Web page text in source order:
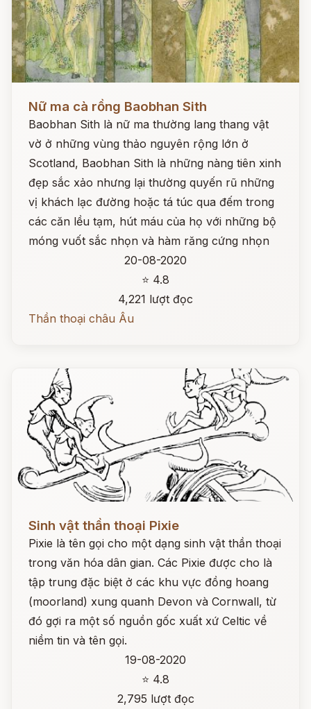
Nữ ma cà rồng Baobhan Sith
Baobhan Sith là nữ ma thường lang thang vật
vờ ở những vùng thảo nguyên rộng lớn ở
Scotland, Baobhan Sith là những nàng tiên xinh
đẹp sắc xảo nhưng lại thường quyến rũ những
vị khách lạc đường hoặc tá túc qua đếm trong
các căn lều tạm, hút máu của họ với những bộ
móng vuốt sắc nhọn và hàm răng cứng nhọn
20-08-2020
⭐ 4.8
4,221 lượt đọc
Thần thoại châu Âu
Sinh vật thần thoại Pixie
Pixie là tên gọi cho một dạng sinh vật thần thoại
trong văn hóa dân gian. Các Pixie được cho là
tập trung đặc biệt ở các khu vực đồng hoang
(moorland) xung quanh Devon và Cornwall, từ
đó gợi ra một số nguồn gốc xuất xứ Celtic về
niềm tin và tên gọi.
19-08-2020
⭐ 4.8
2,795 lượt đọc